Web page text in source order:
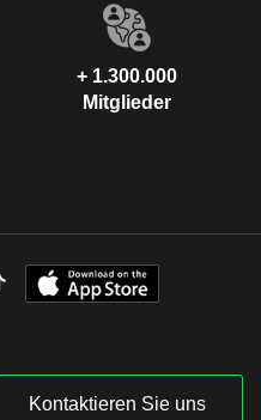
+ 1.300.000
Mitglieder
Kontaktieren Sie uns